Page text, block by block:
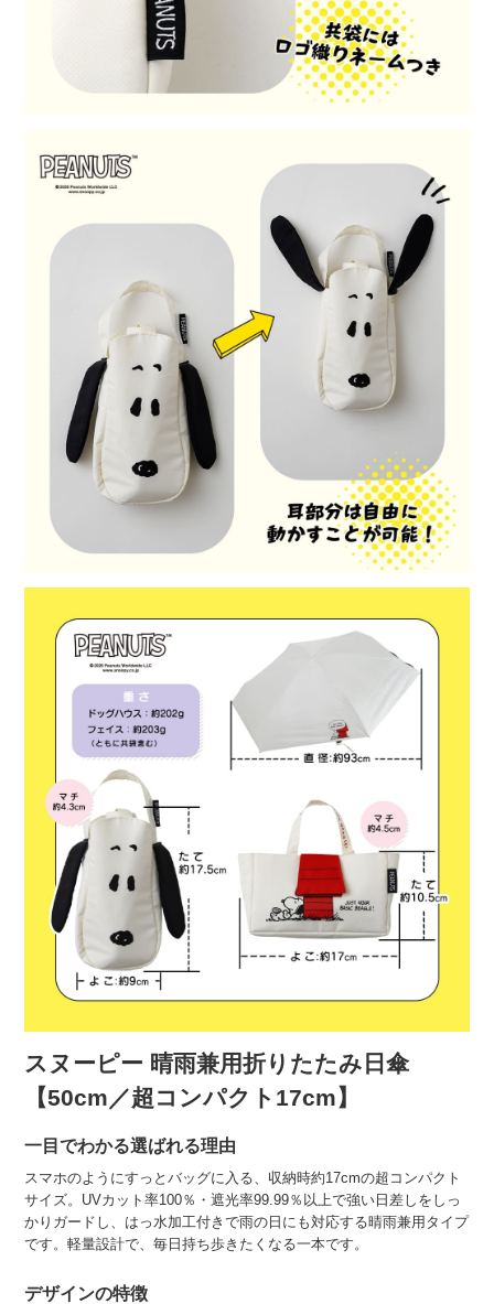
スヌーピー 晴雨兼用折りたたみ日傘
【50cm／超コンパクト17cm】
一目でわかる選ばれる理由
スマホのようにすっとバッグに入る、収納時約17cmの超コンパクト
サイズ。UVカット率100％・遮光率99.99％以上で強い日差しをしっ
かりガードし、はっ水加工付きで雨の日にも対応する晴雨兼用タイプ
です。軽量設計で、毎日持ち歩きたくなる一本です。
デザインの特徴